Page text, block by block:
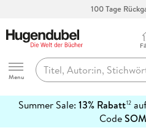
100 Tage
Hugendubel
Menu
Summer Sale: 13% Rabatt12
Code